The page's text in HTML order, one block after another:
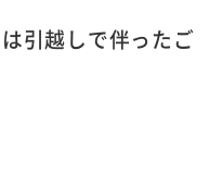
引越しで伴ったご